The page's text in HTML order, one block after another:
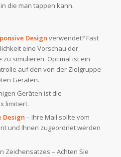
die man tappen kann.
Design verwendet? Fast
eine Vorschau der
simulieren. Optimal ist ein
auf den von der Zielgruppe
Geräten.
Geräten ist die
limitiert.
Design – Ihre Mail sollte vom
und Ihnen zugeordnet werden
Zeichensatzes – Achten Sie